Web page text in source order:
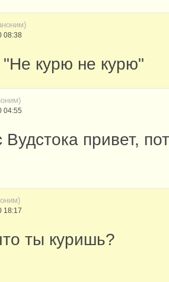
08:38
"Не курю не курю"
04:55
привет,
18:17
ты куришь?